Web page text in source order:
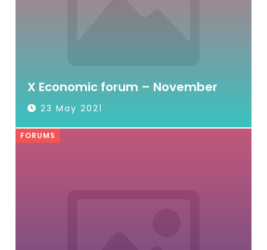
X Economic forum – November
23 May 2021
FORUMS